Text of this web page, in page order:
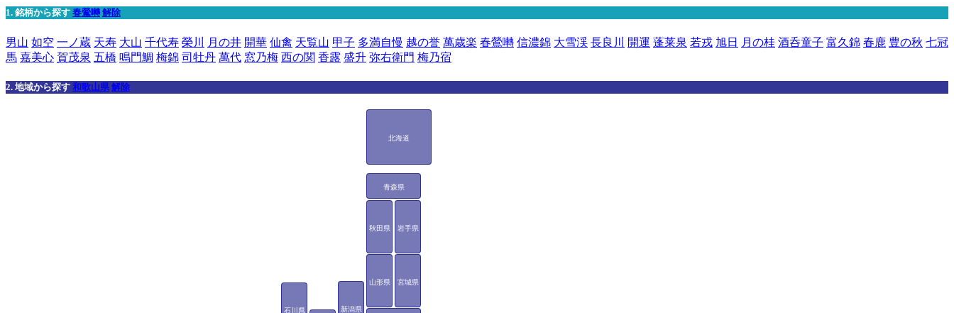
1. 銘柄から探す 春鶯囀 解除
男山 如空 一ノ蔵 天寿 大山 千代寿 榮川 月の井 開華 仙禽 天覧山 甲子 多満自慢 越の誉 萬歳楽 春鶯囀 信濃錦 大雪渓 長良川 開運 蓬莱泉 若戎 旭日 月の桂 酒呑童子 富久錦 春鹿 豊の秋 七冠
馬 嘉美心 賀茂泉 五橋 鳴門鯛 梅錦 司牡丹 萬代 窓乃梅 西の関 香露 盛升 弥右衛門 梅乃宿
2. 地域から探す 和歌山県 解除
北海道
青森県
岩手県
宮城県
秋田県
山形県
新潟県
石川県